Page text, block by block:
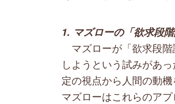
1. マズローの「欲求段
マズローが「欲求段
しようという試みがあ
定の視点から人間の動
マズローはこれらのア